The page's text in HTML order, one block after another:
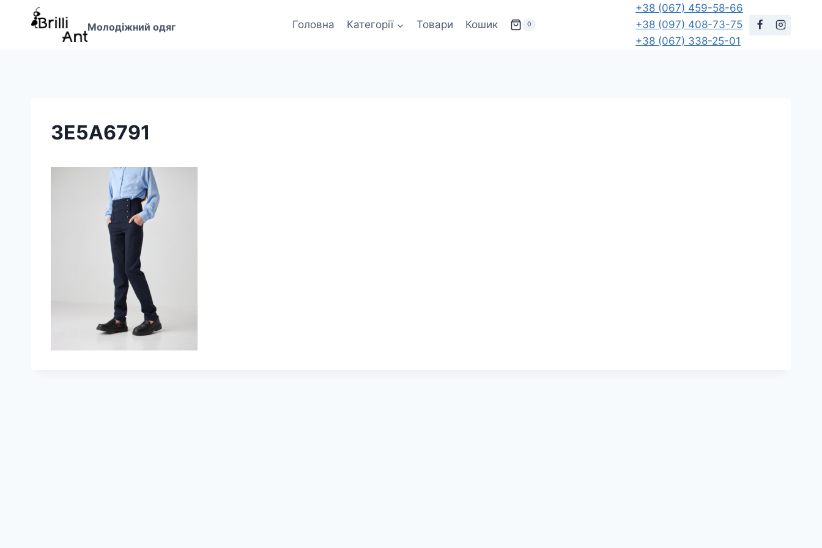
Перейти
Молодіжний одяг Головна Категорії Товари Кошик 0
+38 (067) 459-58-66
+38 (097) 408-73-75
+38 (067) 338-25-01
3E5A6791